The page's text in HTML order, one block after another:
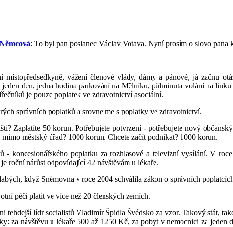
: To byl pan poslanec Václav Votava. Nyní prosím o slovo
místopředsedkyně, vážení členové vlády, dámy a pánové, já začnu
den, jedna hodina parkování na Mělníku, půlminuta volání na
je pouze poplatek ve zdravotnictví asociální.
správních poplatků a srovnejme s poplatky ve zdravotnictví.
Zaplatíte 50 korun. Potřebujete potvrzení - potřebujete nový
městský úřad? 1000 korun. Chcete začít podnikat? 1000 korun.
- koncesionářského poplatku za rozhlasové a televizní vysílání. V
roční nárůst odpovídající 42 návštěvám u lékaře.
když Sněmovna v roce 2004 schválila zákon o správních
péči platit ve více než 20 členských zemích.
tehdejší lídr socialistů Vladimír Špidla Švédsko za vzor. Takový stát,
za návštěvu u lékaře 500 až 1250 Kč, za pobyt v nemocnici za